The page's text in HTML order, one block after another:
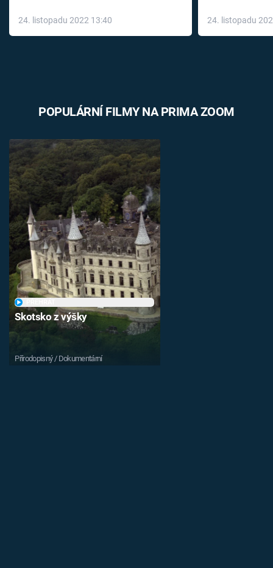
24. listopadu 2022 13:40
léky
24. listopadu
POPULÁRNÍ FILMY NA PRIMA ZOOM
Skotsko z výšky
Přírodopisný / Dokumentární